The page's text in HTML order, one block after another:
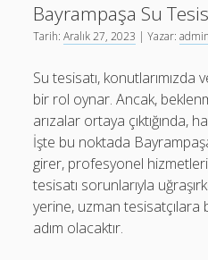
Liste
Sayfa Listesi
Threads Beğeni Arttırma
Twitter Gizli Hesaba Nasıl Bakılır
Liste
Sayfa Listesi
Threads Beğeni Arttırma
Twitter Gizli Hesaba Nasıl
Bayrampaşa Su
Tarih:Aralık 27, 2023 | Yazar:admin
Su tesisatı, konutlarımızda
bir rol oynar. Ancak,
arızalar ortaya çıktığında,
İşte bu noktada
girer, profesyonel
tesisatı sorunlarıyla
yerine, uzman tesisatçılara
adım olacaktır.